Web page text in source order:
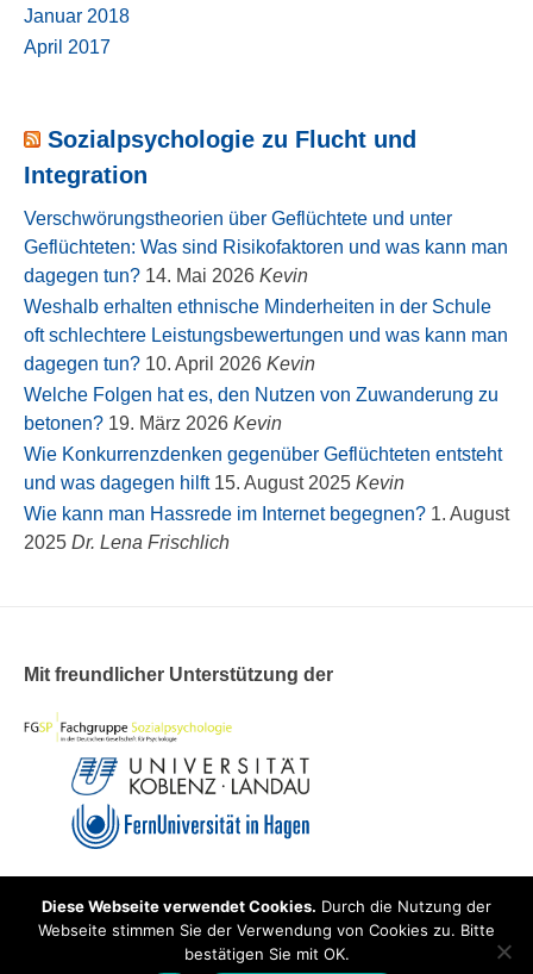
Januar 2018
April 2017
Sozialpsychologie zu Flucht und
Integration
Verschwörungstheorien über Geflüchtete und unter
Geflüchteten: Was sind Risikofaktoren und was kann man
dagegen tun? 14. Mai 2026 Kevin
Weshalb erhalten ethnische Minderheiten in der Schule
oft schlechtere Leistungsbewertungen und was kann man
dagegen tun? 10. April 2026 Kevin
Welche Folgen hat es, den Nutzen von Zuwanderung zu
betonen? 19. März 2026 Kevin
Wie Konkurrenzdenken gegenüber Geflüchteten entsteht
und was dagegen hilft 15. August 2025 Kevin
Wie kann man Hassrede im Internet begegnen? 1. August
2025 Dr. Lena Frischlich
Mit freundlicher Unterstützung der
Theme: Overlay byKaira .
Diese Webseite verwendet Cookies. Durch die Nutzung der
Webseite stimmen Sie der Verwendung von Cookies zu. Bitte
bestätigen Sie mit OK.